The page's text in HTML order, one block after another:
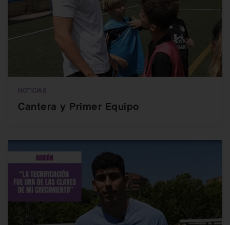
NOTICIAS
Cantera y Primer Equipo